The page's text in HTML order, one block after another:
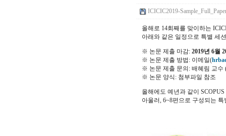
ICICIC2019-
올해로 14회째를 맞이하는
아래와 같은 일정으로 특별 세
※ 논문 제출 마감: 2019년 6월
※ 논문 제출 방법: 이메일(
※ 논문 제출 문의: 배혜림 교수
※ 논문 양식: 첨부파일 참조
올해에도 예년과 같이
아울러, 6~8편으로 구성되는